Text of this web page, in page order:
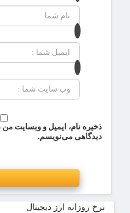
ذخیره نام، ایمیل و وبسایت من
دیدگاهی می‌نویسم.
نرخ روزانه ارز دیجیتال